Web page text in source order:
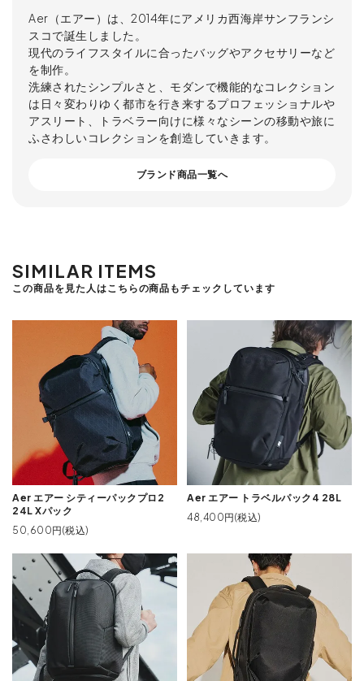
Aer（エアー）は、2014年にアメリカ西海岸サンフランシ
スコで誕生しました。
現代のライフスタイルに合ったバッグやアクセサリーなど
を制作。
洗練されたシンプルさと、モダンで機能的なコレクション
は日々変わりゆく都市を行き来するプロフェッショナルや
アスリート、トラベラー向けに様々なシーンの移動や旅に
ふさわしいコレクションを創造していきます。
ブランド商品一覧へ
SIMILAR ITEMS
この商品を見た人はこちらの商品もチェックしています
Aer エアー シティーパックプロ2
24L Xパック
50,600円(税込)
Aer エアー トラベルパック4 28L
48,400円(税込)